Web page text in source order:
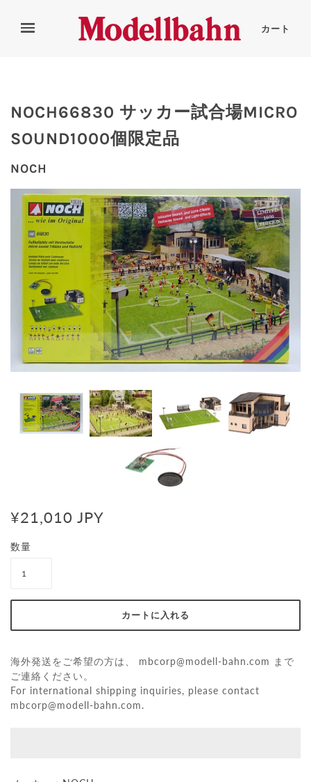
カート
NOCH66830 サッカー試合場MICRO
SOUND1000個限定品
NOCH
¥21,010 JPY
数量
海外発送をご希望の方は、 mbcorp@modell-bahn.com
まで
ご連絡ください。
For international shipping inquiries, please contact
mbcorp@modell-bahn.com.